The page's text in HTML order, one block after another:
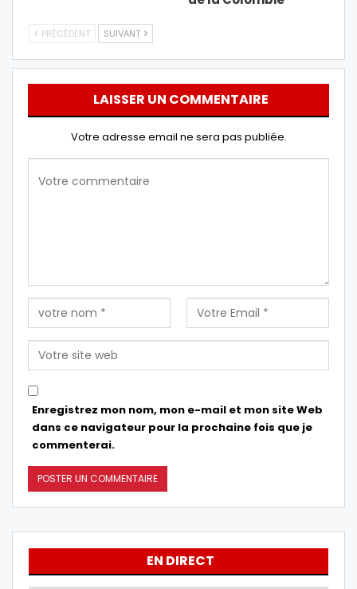
PRÉCÉDENT SUIVANT
LAISSER UN COMMENTAIRE
Votre adresse email ne sera pas publiée.
Enregistrez mon nom, mon e-mail et mon site Web
dans ce navigateur pour la prochaine fois que je
commenterai.
EN DIRECT